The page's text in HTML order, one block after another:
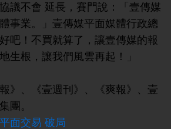
議不會 延長，賽門說：「壹傳媒
事業。」壹傳媒平面媒體行政總
吧！不買就算了，讓壹傳媒的報
生根，讓我們風雲再起！」
》、《壹週刊》、《爽報》、壹
團。
面交易 破局